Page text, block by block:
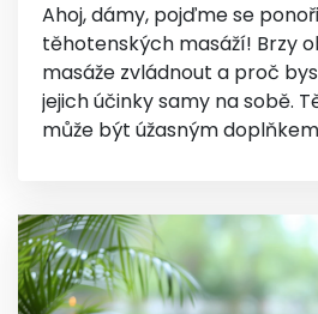
Ahoj, dámy, pojďme se
těhotenských masáží! Brzy
masáže zvládnout a proč
jejich účinky samy na sobě.
může být úžasným
přidáte se?